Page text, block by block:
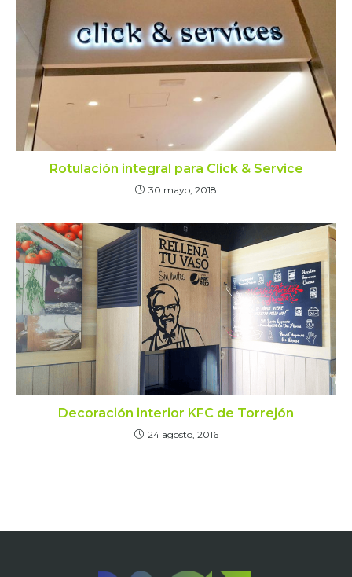
Rotulación integral para Click & Service
30 mayo, 2018
Decoración interior KFC de Torrejón
24 agosto, 2016